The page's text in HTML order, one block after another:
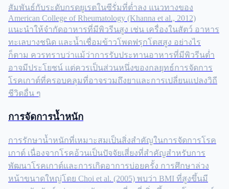
สัมพันธ์กับระดับกรดยูเรตในซีรั่มที่ต่ำลง แนวทางของ
American College of Rheumatology (Khanna et al., 2012)
แนะนำให้จำกัดอาหารที่มีพิวรีนสูง เช่น เครื่องในสัตว์ อาหาร
ทะเลบางชนิด และน้ำเชื่อมข้าวโพดฟรุกโตสสูง อย่างไร
ก็ตาม ควรทราบว่าแม้ว่าการรับประทานอาหารที่มีพิวรีนต่ำ
อาจมีประโยชน์ แต่ควรเป็นส่วนหนึ่งของกลยุทธ์การจัดการ
โรคเกาต์ที่ครอบคลุมที่อาจรวมถึงยาและการเปลี่ยนแปลงวิถี
ชีวิตอื่น ๆ
การจัดการน้ำหนัก
การรักษาน้ำหนักที่เหมาะสมเป็นสิ่งสำคัญในการจัดการโรค
เกาต์ เนื่องจากโรคอ้วนเป็นปัจจัยเสี่ยงที่สำคัญสำหรับการ
พัฒนาโรคเกาต์และการเกิดอาการบ่อยครั้ง การศึกษาล่วง
หน้าขนาดใหญ่โดย Choi et al. (2005) พบว่า BMI ที่สูงขึ้นมี